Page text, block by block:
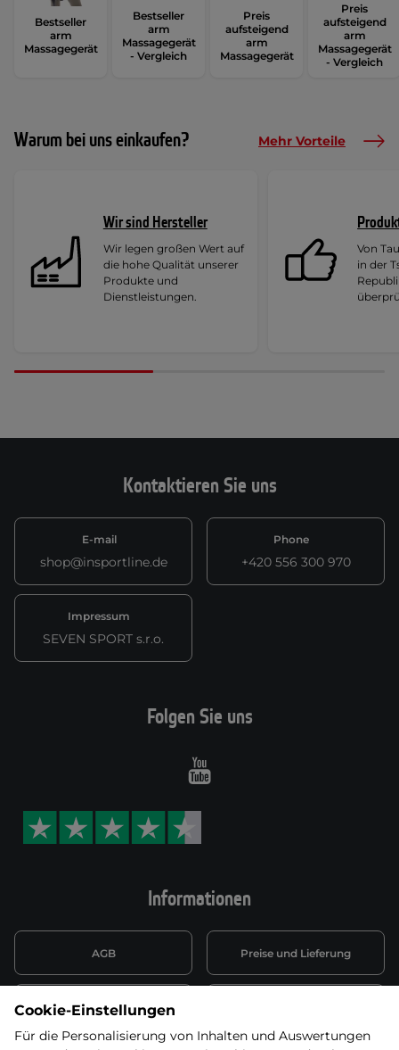
Bestseller
arm
Massagegerät
Bestseller
arm
Massagegerät
- Vergleich
Preis
aufsteigend
arm
Massagegerät
Preis
aufsteigend
arm
Massagegerät
- Vergleich
Warum bei uns einkaufen? Mehr Vorteile
Wir sind Hersteller
Wir legen großen Wert auf
die hohe Qualität unserer
Produkte und
Dienstleistungen.
Von
in der
Kontaktieren Sie uns
E-mail
shop@insportline.de
Phone
+420 556 300 970
Impressum
SEVEN SPORT s.r.o.
Informationen
AGB Preise und Lieferung
Datenschutzerklärung
Folgen Sie uns
Youtube
Cookie-Einstellungen
Für die Personalisierung von Inhalten und Auswertungen